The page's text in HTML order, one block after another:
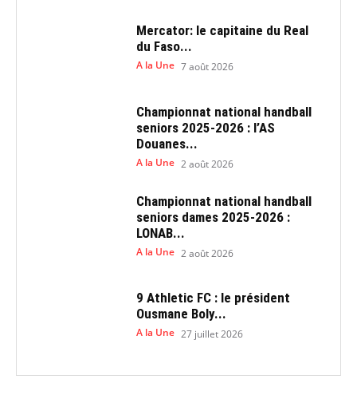
Mercator: le capitaine du Real
du Faso...
A la Une 7 août 2026
Championnat national handball
seniors 2025-2026 : l’AS
Douanes...
A la Une 2 août 2026
Championnat national handball
seniors dames 2025-2026 :
LONAB...
A la Une 2 août 2026
9 Athletic FC : le président
Ousmane Boly...
A la Une 27 juillet 2026